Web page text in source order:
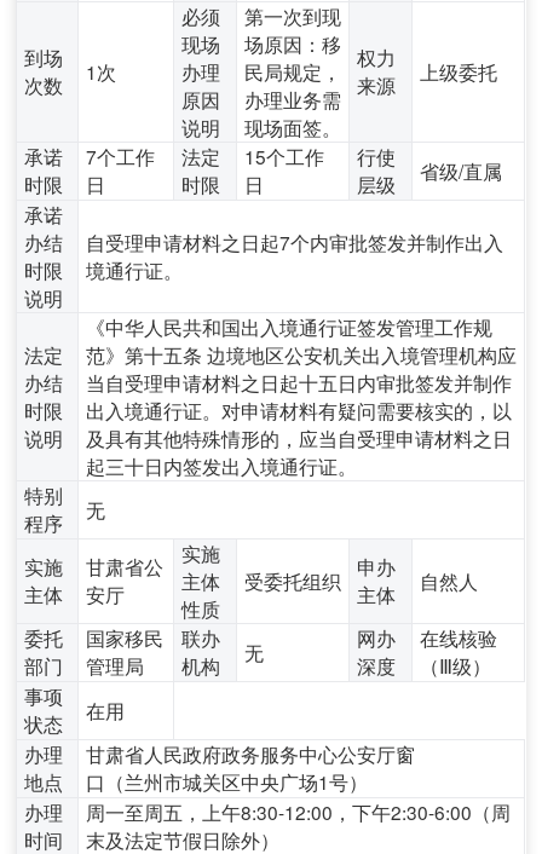
到场
次数
1次
必须
现场
办理
原因
说明
第一次到现
场原因：移
民局规定，
办理业务需
现场面签。
权力
来源
上级委托
承诺
时限
7个工作
日
法定
时限
15个工作
日
行使
层级
省级/直属
承诺
办结
时限
说明
自受理申请材料之日起7个内审批签发并制作出入
境通行证。
法定
办结
时限
说明
《中华人民共和国出入境通行证签发管理工作规
范》第十五条 边境地区公安机关出入境管理机构应
当自受理申请材料之日起十五日内审批签发并制作
出入境通行证。对申请材料有疑问需要核实的，以
及具有其他特殊情形的，应当自受理申请材料之日
起三十日内签发出入境通行证。
特别
程序
无
实施
主体
甘肃省公
安厅
实施
主体
性质
受委托组织
申办
主体
自然人
委托
部门
国家移民
管理局
联办
机构
无
网办
深度
在线核验
（Ⅲ级）
事项
状态
在用
办理
地点
甘肃省人民政府政务服务中心公安厅窗
口（兰州市城关区中央广场1号）
办理
时间
周一至周五，上午8:30-12:00，下午2:30-6:00（周
末及法定节假日除外）